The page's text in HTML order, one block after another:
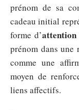
prénom de sa
cadeau initial
forme d’attention
prénom dans une
comme une
moyen de
liens affectifs.